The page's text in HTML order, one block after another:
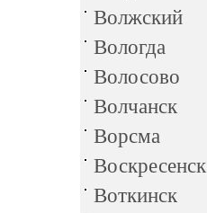
Волжский
Вологда
Волосово
Волчанск
Ворсма
Воскресенск
Воткинск